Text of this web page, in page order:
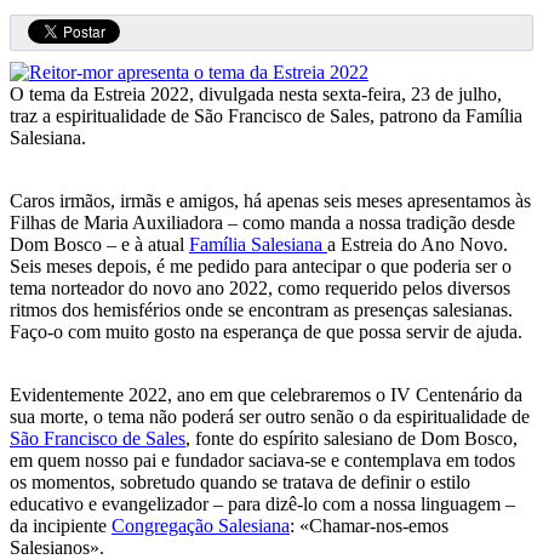
O tema da Estreia 2022, divulgada nesta sexta-feira, 23 de julho,
traz a espiritualidade de São Francisco de Sales, patrono da Família
Salesiana.
Caros irmãos, irmãs e amigos, há apenas seis meses apresentamos às
Filhas de Maria Auxiliadora – como manda a nossa tradição desde
Dom Bosco – e à atual Família Salesiana a Estreia do Ano Novo.
Seis meses depois, é me pedido para antecipar o que poderia ser o
tema norteador do novo ano 2022, como requerido pelos diversos
ritmos dos hemisférios onde se encontram as presenças salesianas.
Faço-o com muito gosto na esperança de que possa servir de ajuda.
Evidentemente 2022, ano em que celebraremos o IV Centenário da
sua morte, o tema não poderá ser outro senão o da espiritualidade de
São Francisco de Sales, fonte do espírito salesiano de Dom Bosco,
em quem nosso pai e fundador saciava-se e contemplava em todos
os momentos, sobretudo quando se tratava de definir o estilo
educativo e evangelizador – para dizê-lo com a nossa linguagem –
da incipiente Congregação Salesiana: «Chamar-nos-emos
Salesianos».